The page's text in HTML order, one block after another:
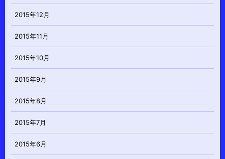
2015年12月
2015年11月
2015年10月
2015年9月
2015年8月
2015年7月
2015年6月